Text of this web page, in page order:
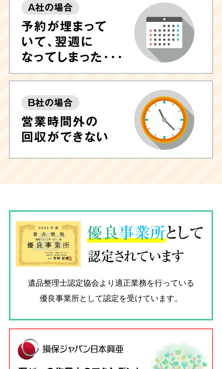
しつこい汚れや臭いが気になる場合は清掃後に
除菌や脱臭、ハウスクリーニングも可能ですの
で、ぜひお任せ下さい。
専門的なノウハウに長
けたプロのスタッフが専門機器・特殊洗剤を用
いて迅速に対応いたします。
A社の場合
予約が埋まって
いて、翌週に
なってしまった･･･
B社の場合
営業時間外の
回収ができない
優良事業所として
認定されています
遺品整理士認定協会より適正業務を行っている
優良事業所として認定を受けています。